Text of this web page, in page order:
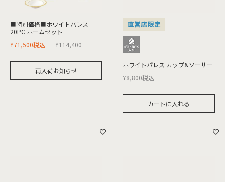
■特別価格■ホワイトパレス
20PC ホームセット
¥114,400
¥71,500税込
再入荷お知らせ
直営店限定
ホワイトパレス カップ&ソーサー
¥8,800税込
カートに入れる